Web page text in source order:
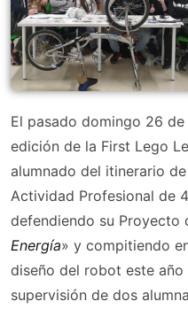
El pasado domingo 26
edición de la First Lego
alumnado del itinerario
Actividad Profesional de
defendiendo su Proyecto
Energía» y compitiendo
diseño del robot este
supervisión de dos